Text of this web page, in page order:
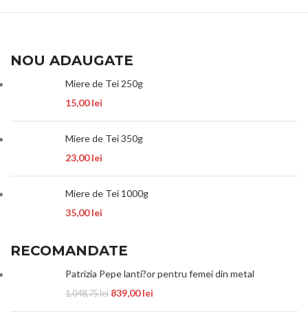
NOU ADAUGATE
Miere de Tei 250g
15,00lei
Miere de Tei 350g
23,00lei
Miere de Tei 1000g
35,00lei
RECOMANDATE
Patrizia Pepe lanti?or pentru femei din metal
1.048,75lei 839,00lei